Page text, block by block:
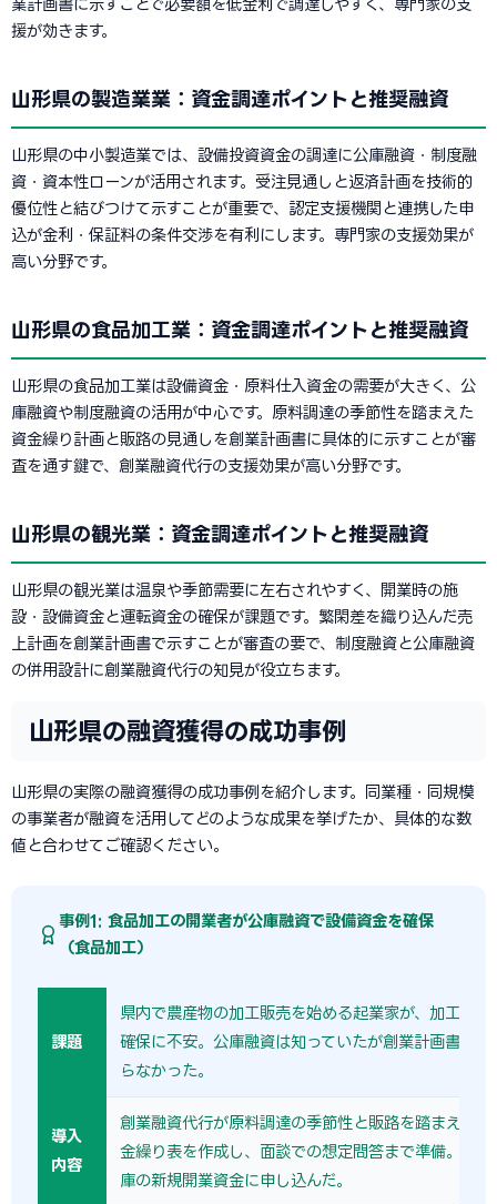
業計画書に示すことで必要額を低金利で調達しやすく、専門家の支
援が効きます。
山形県の製造業業：資金調達ポイントと推奨融資
山形県の中小製造業では、設備投資資金の調達に公庫融資・制度融
資・資本性ローンが活用されます。受注見通しと返済計画を技術的
優位性と結びつけて示すことが重要で、認定支援機関と連携した申
込が金利・保証料の条件交渉を有利にします。専門家の支援効果が
高い分野です。
山形県の食品加工業：資金調達ポイントと推奨融資
山形県の食品加工業は設備資金・原料仕入資金の需要が大きく、公
庫融資や制度融資の活用が中心です。原料調達の季節性を踏まえた
資金繰り計画と販路の見通しを創業計画書に具体的に示すことが審
査を通す鍵で、創業融資代行の支援効果が高い分野です。
山形県の観光業：資金調達ポイントと推奨融資
山形県の観光業は温泉や季節需要に左右されやすく、開業時の施
設・設備資金と運転資金の確保が課題です。繁閑差を織り込んだ売
上計画を創業計画書で示すことが審査の要で、制度融資と公庫融資
の併用設計に創業融資代行の知見が役立ちます。
山形県の融資獲得の成功事例
山形県の実際の融資獲得の成功事例を紹介します。同業種・同規模
の事業者が融資を活用してどのような成果を挙げたか、具体的な数
値と合わせてご確認ください。
事例1: 食品加工の開業者が公庫融資で設備資金を確保
（食品加工）
課題
県内で農産物の加工販売を始める起業家が、加工設備
確保に不安。公庫融資は知っていたが創業計画書の作
らなかった。
導入
内容
創業融資代行が原料調達の季節性と販路を踏まえた売
金繰り表を作成し、面談での想定問答まで準備。日本
庫の新規開業資金に申し込んだ。